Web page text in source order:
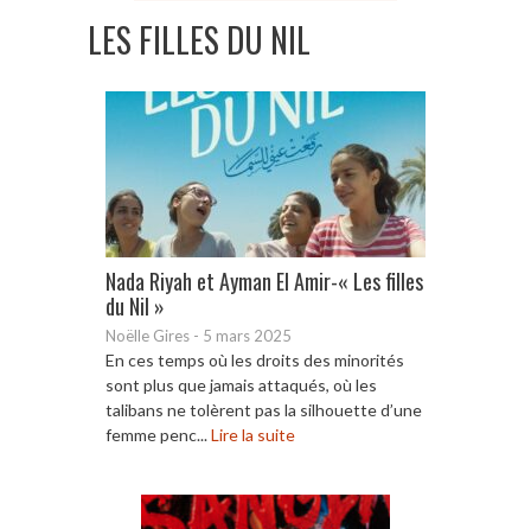
LES FILLES DU NIL
Nada Riyah et Ayman El Amir-« Les filles
du Nil »
Noëlle Gires - 5 mars 2025
En ces temps où les droits des minorités
sont plus que jamais attaqués, où les
talibans ne tolèrent pas la silhouette d’une
femme penc...Lire la suite